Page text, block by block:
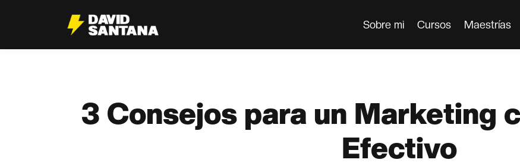
Sobre mi Cursos Maestrías
3 Consejos para un Marketing
Efectivo